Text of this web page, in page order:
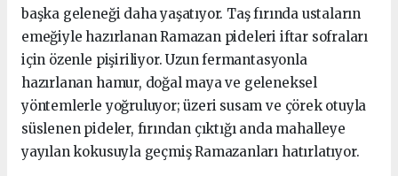
başka geleneği daha yaşatıyor. Taş fırında ustaların
emeğiyle hazırlanan Ramazan pideleri iftar sofraları
için özenle pişiriliyor. Uzun fermantasyonla
hazırlanan hamur, doğal maya ve geleneksel
yöntemlerle yoğruluyor; üzeri susam ve çörek otuyla
süslenen pideler, fırından çıktığı anda mahalleye
yayılan kokusuyla geçmiş Ramazanları hatırlatıyor.